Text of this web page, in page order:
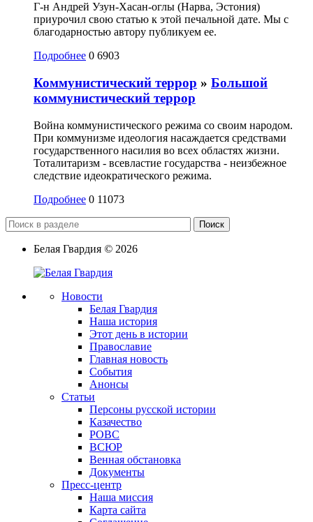
Г-н Андрей Узун-Хасан-оглы (Нарва, Эстония)
приурочил свою статью к этой печальной дате. Мы с
благодарностью автору публикуем ее.
Подробнее 0 6903
Коммунистический террор » Большой
коммунистический террор
Война коммунистического режима со своим народом.
При коммунизме идеология насаждается средствами
государственного насилия во всех областях жизни.
Тоталитаризм - всевластие государства - неизбежное
следствие идеократического режима.
Подробнее 0 11073
Поиск
Белая Гвардия © 2026
Новости
Белая Гвардия
Наша история
Этот день в истории
Православие
Главная новость
События
Анонсы
Статьи
Персоны русской истории
Казачество
РОВС
ВСЮР
Венная обстановка
Документы
Пресс-центр
Наша миссия
Карта сайта